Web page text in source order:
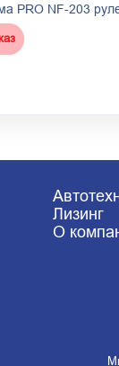
PRO NF-203
Лизинг
О